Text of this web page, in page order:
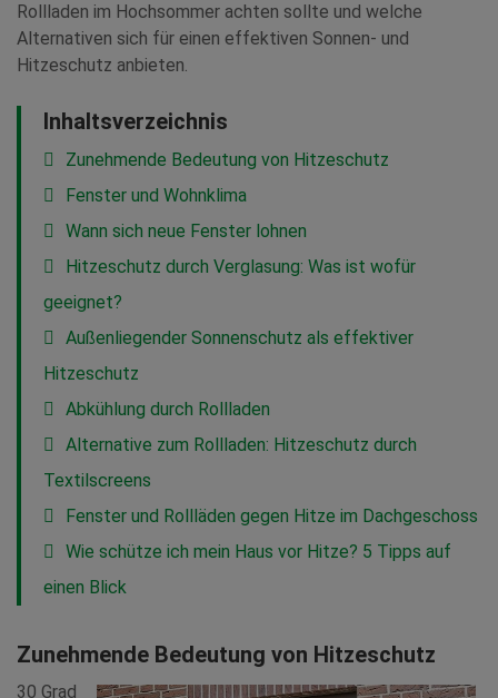
Rollladen im Hochsommer achten sollte und welche
Alternativen sich für einen effektiven Sonnen- und
Hitzeschutz anbieten.
Inhaltsverzeichnis
Zunehmende Bedeutung von Hitzeschutz
Fenster und Wohnklima
Wann sich neue Fenster lohnen
Hitzeschutz durch Verglasung: Was ist wofür
geeignet?
Außenliegender Sonnenschutz als effektiver
Hitzeschutz
Abkühlung durch Rollladen
Alternative zum Rollladen: Hitzeschutz durch
Textilscreens
Fenster und Rollläden gegen Hitze im Dachgeschoss
Wie schütze ich mein Haus vor Hitze? 5 Tipps auf
einen Blick
Zunehmende Bedeutung von Hitzeschutz
30 Grad